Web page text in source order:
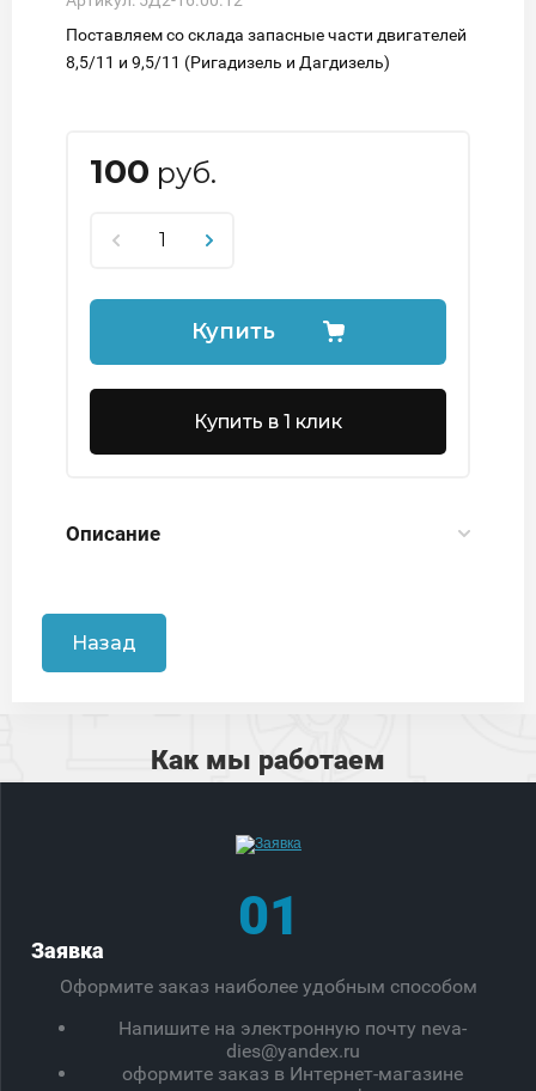
Поставляем со склада запасные части двигателей
8,5/11 и 9,5/11 (Ригадизель и Дагдизель)
100 руб.
Купить
Купить в 1 клик
Описание
Назад
Как мы работаем
01
Заявка
Оформите заказ наиболее удобным способом
Напишите на электронную почту neva-
dies@yandex.ru
оформите заказ в Интернет-магазине